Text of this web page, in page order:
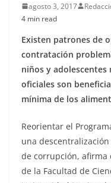
agosto 3, 2017
4 min read
Existen patrones de
contratación
niños y
oficiales son
mínima de los
Reorientar el
una
de corrupción, afirma
de la Facultad de